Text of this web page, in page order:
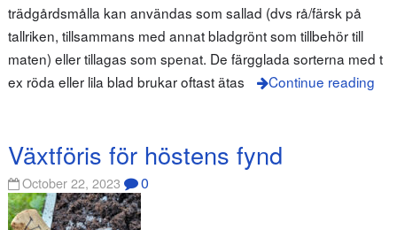
trädgårdsmålla kan användas som sallad (dvs rå/färsk på
tallriken, tillsammans med annat bladgrönt som tillbehör till
maten) eller tillagas som spenat. De färgglada sorterna med t
ex röda eller lila blad brukar oftast ätas
Continue reading
Växtföris för höstens fynd
October 22, 2023 0